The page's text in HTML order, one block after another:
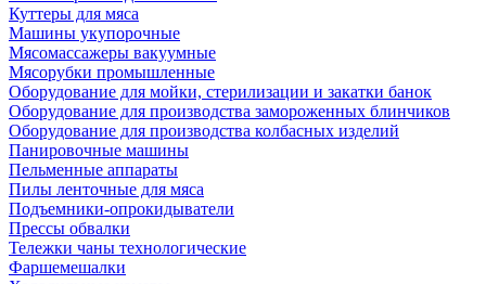
Куттеры для мяса
Машины укупорочные
Мясомассажеры вакуумные
Мясорубки промышленные
Оборудование для мойки, стерилизации и закатки банок
Оборудование для производства замороженных блинчиков
Оборудование для производства колбасных изделий
Панировочные машины
Пельменные аппараты
Пилы ленточные для мяса
Подъемники-опрокидыватели
Прессы обвалки
Тележки чаны технологические
Фаршемешалки